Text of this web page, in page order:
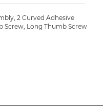
2 Curved Adhesive
Screw, Long Thumb Screw